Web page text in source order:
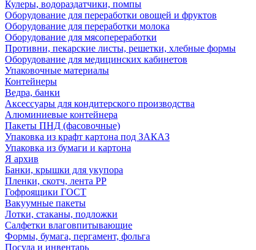
Кулеры, водораздатчики, помпы
Оборудование для переработки овощей и фруктов
Оборудование для переработки молока
Оборудование для мясопереработки
Противни, пекарские листы, решетки, хлебные формы
Оборудование для медицинских кабинетов
Упаковочные материалы
Контейнеры
Ведра, банки
Аксессуары для кондитерского производства
Алюминиевые контейнера
Пакеты ПНД (фасовочные)
Упаковка из крафт картона под ЗАКАЗ
Упаковка из бумаги и картона
Я архив
Банки, крышки для укупора
Пленки, скотч, лента РР
Гофроящики ГОСТ
Вакуумные пакеты
Лотки, стаканы, подложки
Салфетки влаговпитывающие
Формы, бумага, пергамент, фольга
Посуда и инвентарь